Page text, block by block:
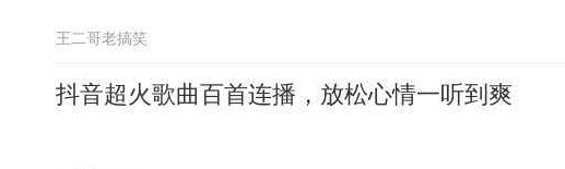
王二哥老搞笑
抖音超火歌曲百首连播，放松心情一听到爽